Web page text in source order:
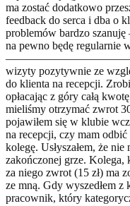
ma zostać dodatkowo
feedback do serca i dba o
problemów bardzo
na pewno będę regularnie
wizyty pozytywnie ze
do klienta na recepcji.
opłacając z góry całą
mieliśmy otrzymać zwrot
pojawiłem się w klubie
na recepcji, czy mam
kolegę. Usłyszałem, że
zakończonej grze. Kolega,
za niego zwrot (15 zł) ma
ze mną. Gdy wyszedłem z
pracownik, który